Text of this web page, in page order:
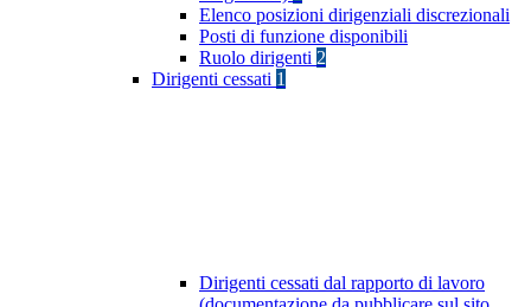
Elenco posizioni dirigenziali discrezionali
Posti di funzione disponibili
Ruolo dirigenti 2
Dirigenti cessati 1
Dirigenti cessati dal rapporto di lavoro